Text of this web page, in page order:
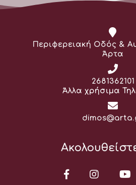
Διεύθυνση:
Περιφερειακή Οδός &
Άρτα
Τηλέφωνο:
2681362101
Άλλα χρήσιμα
Email: